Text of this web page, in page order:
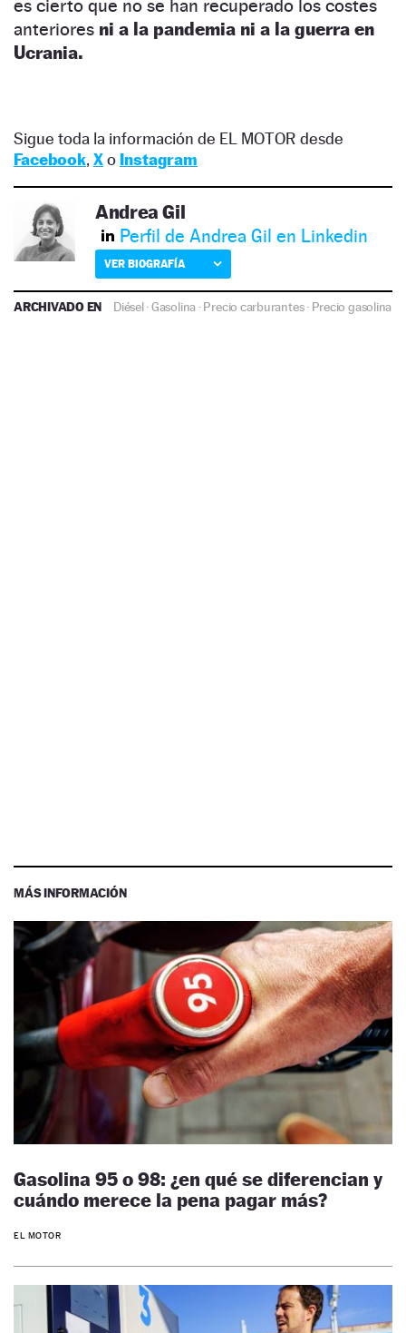
es cierto que no se han recuperado los costes
anteriores ni a la pandemia ni a la guerra en
Ucrania.
Sigue toda la información de EL MOTOR desde
Facebook, Xo Instagram
Andrea Gil
Perfil de Andrea Gil en Linkedin
VER BIOGRAFÍA
ARCHIVADO EN Diésel·Gasolina ·Precio carburantes· Precio gasolina
MÁS INFORMACIÓN
Gasolina 95 o 98: ¿en qué se diferencian y
cuándo merece la pena pagar más?
EL MOTOR